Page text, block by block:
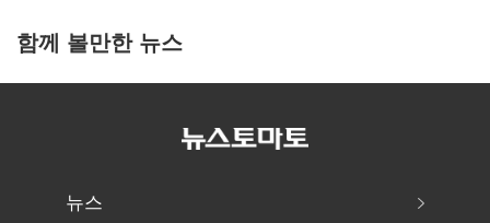
함께 볼만한 뉴스
뉴스